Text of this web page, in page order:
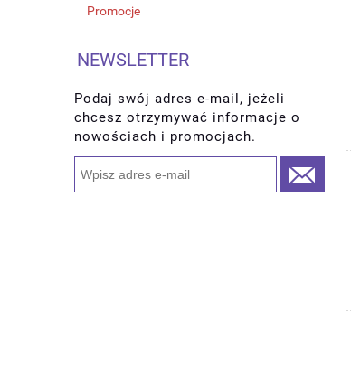
Promocje
NEWSLETTER
Podaj swój adres e-mail, jeżeli
chcesz otrzymywać informacje o
nowościach i promocjach.